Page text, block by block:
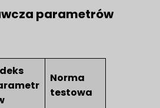
parametrów
Norma
testowa